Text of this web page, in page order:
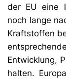
der EU eine
noch lange
Kraftstoffen
Entwicklung,
halten.